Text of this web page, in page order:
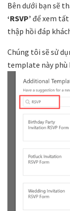
Bên dưới bạn sẽ
‘RSVP’ để xem
thập hồi đáp
Chúng tôi sẽ sử
template này phù